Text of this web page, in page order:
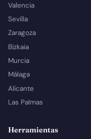
Valencia
Sevilla
Zaragoza
Bizkaia
Murcia
Málaga
Alicante
Las Palmas
Herramientas